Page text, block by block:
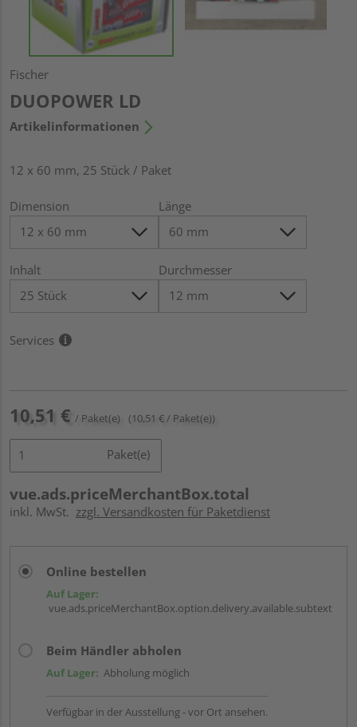
Fischer
DUOPOWER LD
Artikelinformationen
12 x 60 mm, 25 Stück / Paket
Dimension Länge
Inhalt Durchmesser
Services
10,51 € / Paket(e) (10,51 € / Paket(e))
Paket(e)
vue.ads.priceMerchantBox.total
inkl. MwSt. zzgl. Versandkosten für Paketdienst
Online bestellen
Auf Lager:
vue.ads.priceMerchantBox.option.delivery.available.subtext
Beim Händler abholen
Auf Lager: Abholung möglich
Verfügbar in der Ausstellung - vor Ort ansehen.